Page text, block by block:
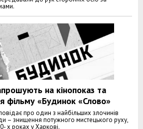
на кінопоказ та
фільму «Будинок «Слово»
про один з найбільших злочинів
– знищення потужного мистецького руху,
х роках у Харкові.